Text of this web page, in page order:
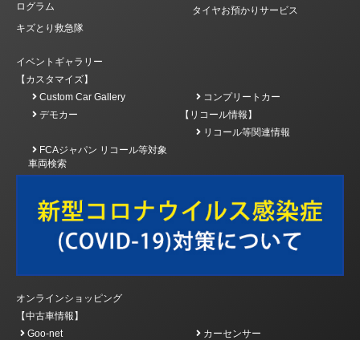
ログラム
タイヤお預かりサービス
キズとり救急隊
イベントギャラリー
【カスタマイズ】
Custom Car Gallery
コンプリートカー
デモカー
【リコール情報】
リコール等関連情報
FCAジャパン リコール等対象
車両検索
オンラインショッピング
【中古車情報】
Goo-net
カーセンサー